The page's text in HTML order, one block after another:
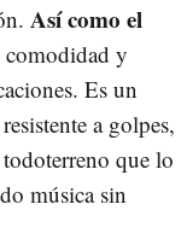
Así como el
comodidad y
Es un
a golpes,
que lo
música sin